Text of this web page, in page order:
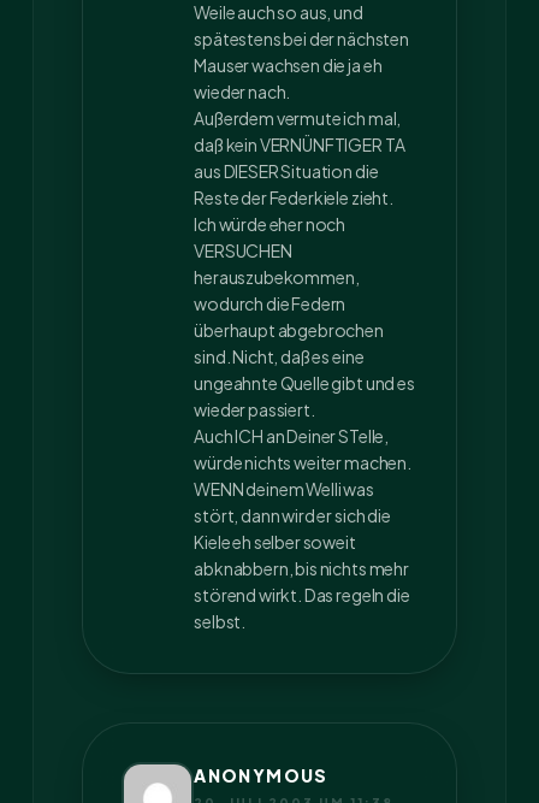
Weile auch so aus, und
spätestens bei der nächsten
Mauser wachsen die ja eh
wieder nach.
Außerdem vermute ich mal,
daß kein VERNÜNFTIGER TA
aus DIESER Situation die
Reste der Federkiele zieht.
Ich würde eher noch
VERSUCHEN
herauszubekommen,
wodurch die Federn
überhaupt abgebrochen
sind. Nicht, daß es eine
ungeahnte Quelle gibt und es
wieder passiert.
Auch ICH an Deiner STelle,
würde nichts weiter machen.
WENN deinem Welli was
stört, dann wird er sich die
Kiele eh selber soweit
abknabbern, bis nichts mehr
störend wirkt. Das regeln die
selbst.
ANONYMOUS